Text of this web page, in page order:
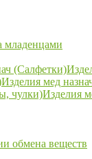
младенцами
(Салфетки)
Изделия мед
чулки)Изделия
обмена веществ